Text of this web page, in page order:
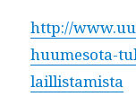
http://
huumesota-
laillistamista